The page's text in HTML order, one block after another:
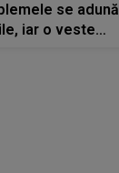
se adună
iar o veste